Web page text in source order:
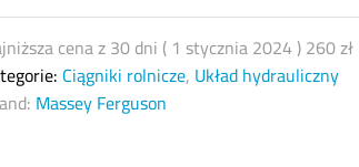
cena z 30 dni (1 stycznia 2024)260zł
Ciągniki rolnicze, Układ hydrauliczny
Massey Ferguson